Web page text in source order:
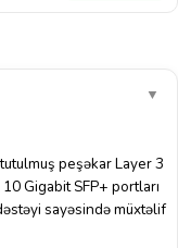
▼
peşəkar Layer 3
Gigabit SFP+ portları
sayəsində müxtəlif